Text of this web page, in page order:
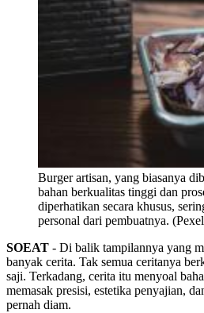
Burger artisan, yang biasanya
bahan berkualitas tinggi dan
diperhatikan secara khusus,
personal dari pembuatnya.
SOEAT - Di balik tampilannya yang
banyak cerita. Tak semua ceritanya
saji. Terkadang, cerita itu menyoal
memasak presisi, estetika penyajian,
pernah diam.